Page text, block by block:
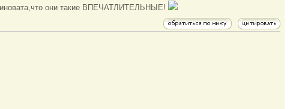
они такие ВПЕЧАТЛИТЕЛЬНЫЕ!